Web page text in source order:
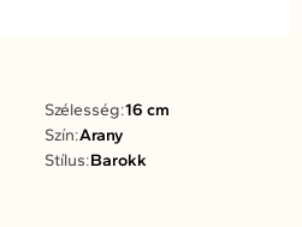
Szélesség:16 cm
Szín:Arany
Stílus:Barokk